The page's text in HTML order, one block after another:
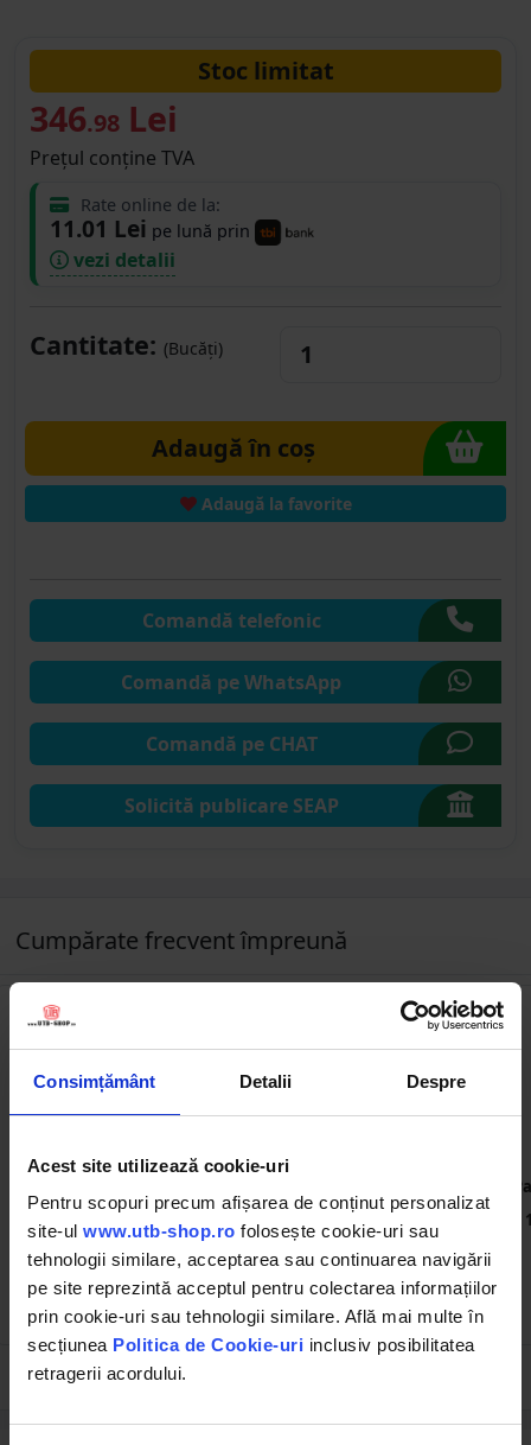
Consimțământ Detalii Despre
Acest site utilizează cookie-uri
Pentru scopuri precum afișarea de conținut personalizat
site-ul www.utb-shop.ro folosește cookie-uri sau
tehnologii similare, acceptarea sau continuarea navigării
pe site reprezintă acceptul pentru colectarea informațiilor
prin cookie-uri sau tehnologii similare. Află mai multe în
secțiunea Politica de Cookie-uri inclusiv posibilitatea
retragerii acordului.
Stoc limitat
346.98 Lei
Prețul conține TVA
Rate online de la:
11.01 Lei pe lună prin
vezi detalii
Cantitate: (Bucăți)
Adaugă în coș
Adaugă la favorite
Comandă telefonic
Comandă pe WhatsApp
Comandă pe CHAT
Solicită publicare SEAP
Cumpărate frecvent împreună
DISLU56
1.6m si lama de 215mm
(4)
13.65 RON
panou solar 30A 12V/24V 2X
port USB 5V/2A Breckner
Germany
(35)
77.63 RON